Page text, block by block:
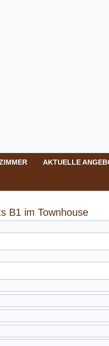
AKTUELLE
B1 im Townhouse